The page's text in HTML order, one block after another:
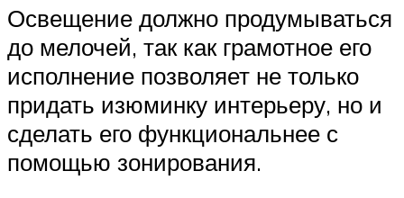
Освещение должно продумываться
до мелочей, так как грамотное его
исполнение позволяет не только
придать изюминку интерьеру, но и
сделать его функциональнее с
помощью зонирования.